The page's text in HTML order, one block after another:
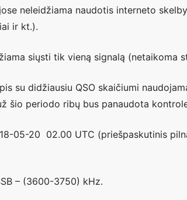
neleidžiama naudotis interneto
ir kt.).
siųsti tik vieną signalą (netaikoma
su didžiausiu QSO skaičiumi
šio periodo ribų bus panaudota
05-20 02.00 UTC (priešpaskutinis
– (3600-3750) kHz.